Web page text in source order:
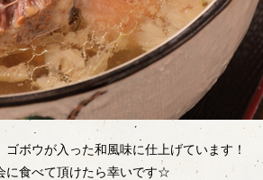
ボウが入った和風味に仕上げています！
に食べて頂けたら幸いです☆